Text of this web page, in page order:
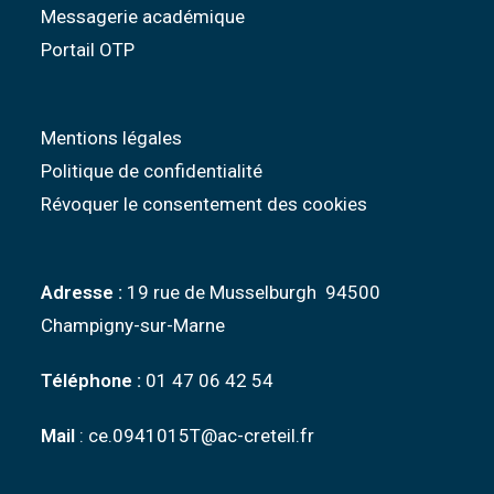
Messagerie académique
Portail OTP
Mentions légales
Politique de confidentialité
Révoquer le consentement des cookies
Adresse : 19 rue de Musselburgh 94500
Champigny-sur-Marne
Téléphone : 01 47 06 42 54
Mail : ce.0941015T@ac-creteil.fr